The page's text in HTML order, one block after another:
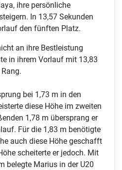
ihre persönliche
In 13,57 Sekunden
den fünften Platz.
an ihre Bestleistung
in ihrem Vorlauf mit 13,83
bei 1,73 m in den
diese Höhe im zweiten
1,78 m übersprang er
Für die 1,83 m benötigte
auch diese Höhe geschafft
scheiterte er jedoch. Mit
belegte Marius in der U20